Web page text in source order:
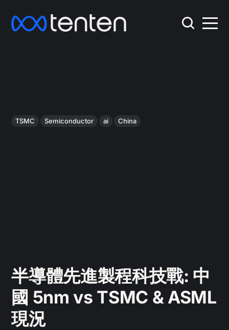
TSMC Semiconductor ai China
半導體先進製程科技戰: 中
國 5nm vs TSMC & ASML
現況